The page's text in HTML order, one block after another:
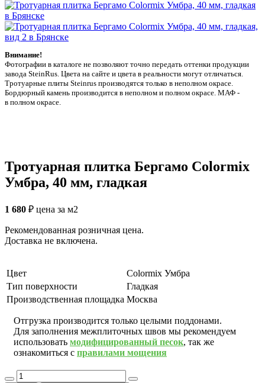
Внимание!
Фотографии в каталоге не позволяют точно передать оттенки продукции
заводa SteinRus. Цвета на сайте и цвета в реальности могут отличаться.
Тротуарные плиты Steinrus производятся только в неполном окрасе.
Бордюрный камень производится в неполном и полном окрасе. МАФ -
в полном окрасе.
Тротуарная плитка Бергамо Colormix
Умбра, 40 мм, гладкая
1 680 ₽ цена за м2
Рекомендованная розничная цена.
Доставка не включена.
Цвет
Colormix Умбра
Тип поверхности
Гладкая
Производственная площадка Москва
Отгрузка производится только целыми поддонами.
Для заполнения межплиточных швов мы рекомендуем
использовать модифицированный песок, так же
ознакомиться с правилами мощения